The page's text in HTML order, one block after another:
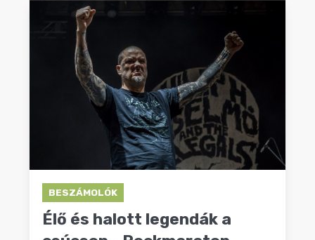
BESZÁMOLÓK
Élő és halott legendák a